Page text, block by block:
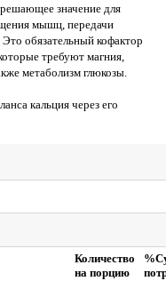
значение для
мышц, передачи
обязательный кофактор
требуют магния,
метаболизм глюкозы.
кальция через его
Количество
на порцию